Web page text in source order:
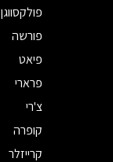
פולקסווגן
פורשה
פיאט
פרארי
צ'רי
קופרה
קרייזלר